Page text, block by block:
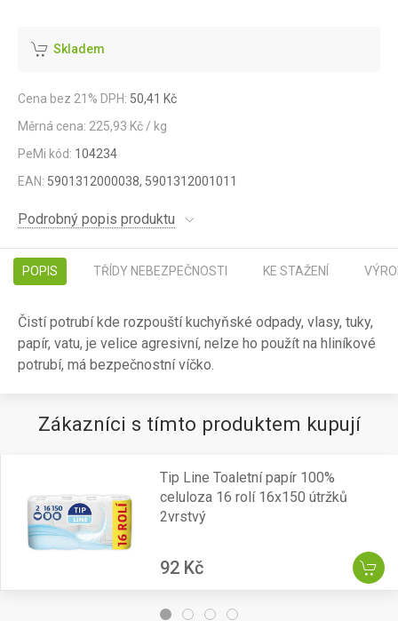
Skladem
Cena bez 21% DPH: 50,41 Kč
Měrná cena: 225,93 Kč / kg
PeMi kód: 104234
EAN: 5901312000038, 5901312001011
Podrobný popis produktu
POPIS TŘÍDY NEBEZPEČNOSTI KE STAŽENÍ
Čistí potrubí kde rozpouští kuchyňské odpady, vlasy, tuky,
papír, vatu, je velice agresivní, nelze ho použít na hliníkové
potrubí, má bezpečnostní víčko.
Zákazníci s tímto produktem kupují
Tip Line Toaletní papír 100%
celuloza 16 rolí 16x150 útržků
2vrstvý
92 Kč